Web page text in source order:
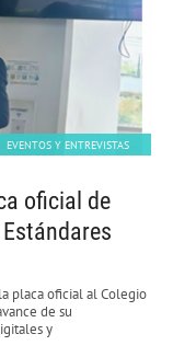
EVENTOS Y ENTREVISTAS
oficial de
placa oficial al Colegio
de su
y